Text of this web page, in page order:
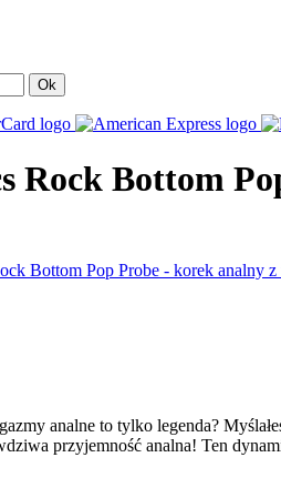
Ok
Rock Bottom
analne to tylko legenda?
przyjemność analna! Ten